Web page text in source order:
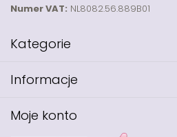
Numer VAT: NL8082.56.889B01
Kategorie
Informacje
Moje konto